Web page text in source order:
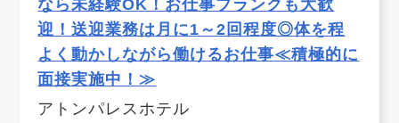
なら未経験OK！お仕事ブランクも大歓
迎！送迎業務は月に1～2回程度◎体を程
よく動かしながら働けるお仕事≪積極的に
面接実施中！≫
アトンパレスホテル